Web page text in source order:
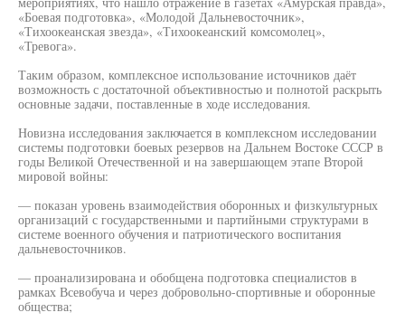
«Боевая подготовка», «Молодой Дальневосточник»,
«Тихоокеанская звезда», «Тихоокеанский комсомолец»,
«Тревога».
Таким образом, комплексное использование источников даёт
возможность с достаточной объективностью и полнотой раскрыть
основные задачи, поставленные в ходе исследования.
Новизна исследования заключается в комплексном исследовании
системы подготовки боевых резервов на Дальнем Востоке СССР в
годы Великой Отечественной и на завершающем этапе Второй
мировой войны:
— показан уровень взаимодействия оборонных и физкультурных
организаций с государственными и партийными структурами в
системе военного обучения и патриотического воспитания
дальневосточников.
— проанализирована и обобщена подготовка специалистов в
рамках Всевобуча и через добровольно-спортивные и оборонные
общества;